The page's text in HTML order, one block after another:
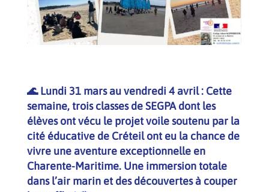
🌊 Lundi 31 mars au vendredi 4 avril : Cette
semaine, trois classes de SEGPA dont les
élèves ont vécu le projet voile soutenu par la
cité éducative de Créteil ont eu la chance de
vivre une aventure exceptionnelle en
Charente-Maritime. Une immersion totale
dans l’air marin et des découvertes à couper